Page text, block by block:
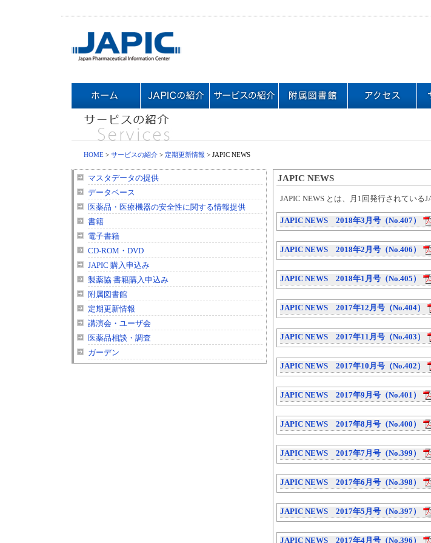
HOME > サービスの紹介 > 定期更新情報 > JAPIC NEWS
マスタデータの提供
データベース
医薬品・医療機器の安全性に関する情報提供
書籍
電子書籍
CD-ROM・DVD
JAPIC 購入申込み
製薬協 書籍購入申込み
附属図書館
定期更新情報
講演会・ユーザ会
医薬品相談・調査
ガーデン
JAPIC NEWS
JAPIC NEWS とは、月1回発行されている
JAPIC NEWS 2018年3月号（No.407）
JAPIC NEWS 2018年2月号（No.406）
JAPIC NEWS 2018年1月号（No.405）
JAPIC NEWS 2017年12月号（No.404）
JAPIC NEWS 2017年11月号（No.403）
JAPIC NEWS 2017年10月号（No.402）
JAPIC NEWS 2017年9月号（No.401）
JAPIC NEWS 2017年8月号（No.400）
JAPIC NEWS 2017年7月号（No.399）
JAPIC NEWS 2017年6月号（No.398）
JAPIC NEWS 2017年5月号（No.397）
JAPIC NEWS 2017年4月号（No.396）